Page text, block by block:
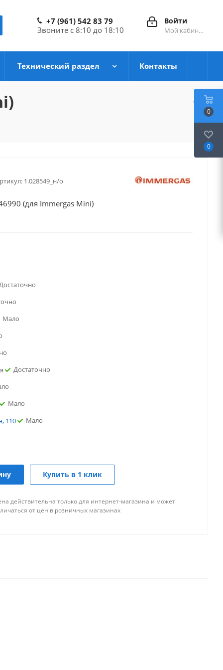
Войти
Мой кабинет
+7 (961) 542 83 79
Звоните с 8:10 до 18:10
Технический раздел Контакты
1.028549_н/о
(для Immergas Mini)
Мало
Достаточно
Мало
110
Мало
Мало
Купить в 1 клик
действительна только для интернет-магазина и может
от цен в розничных магазинах
0
0